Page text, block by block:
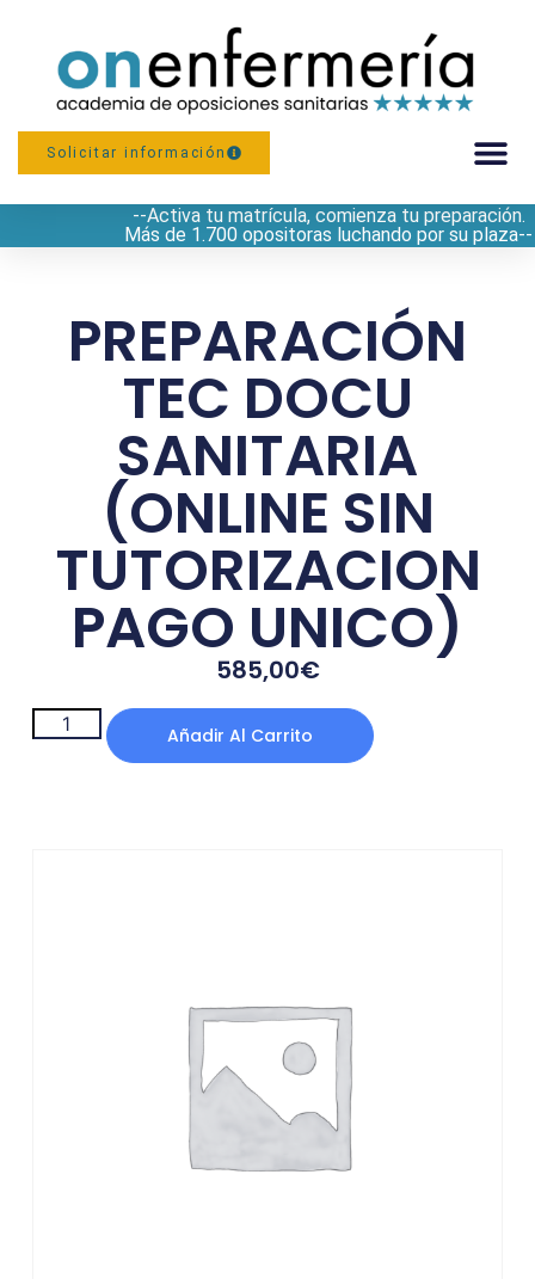
Solicitar información
--Activa tu matrícula, comienza tu preparación.
Más de 1.700 opositoras luchando por su plaza--
PREPARACIÓN
TEC DOCU
SANITARIA
(ONLINE SIN
TUTORIZACION
PAGO UNICO)
585,00€
Añadir Al Carrito